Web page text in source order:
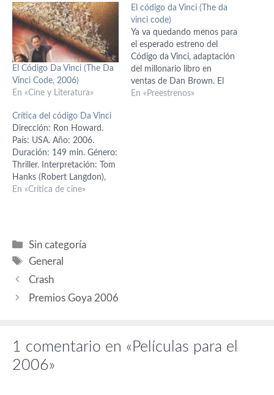
El Código Da Vinci (The Da
Vinci Code, 2006)
En «Cine y Literatura»
El código da Vinci (The da
vinci code)
Ya va quedando menos para
el esperado estreno del
Código da Vinci, adaptación
del millonario libro en
ventas de Dan Brown. El
estreno está previsto para el
En «Preestrenos»
Crítica del código Da Vinci
Dirección: Ron Howard.
País: USA. Año: 2006.
Duración: 149 min. Género:
Thriller. Interpretación: Tom
Hanks (Robert Langdon),
Audrey Tautou (Sophie
Paul Bettany (Silas), Jean
Reno (Capitán Fache),
Etienne Chicot (Teniente
Goldsman; basado en la…
En «Crítica de cine»
Categorías
Sin categoría
Etiquetas
General
Crash
Premios Goya 2006
1 comentario en «Películas para el
2006»